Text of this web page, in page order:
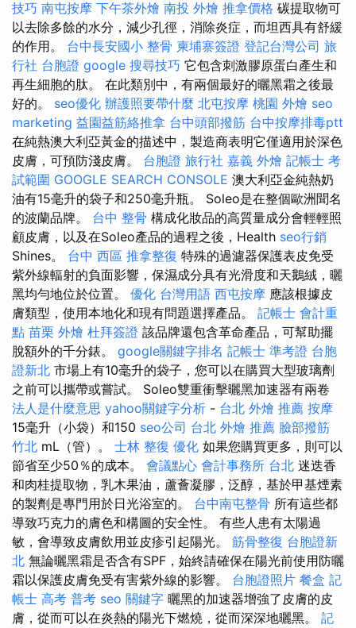
技巧 南屯按摩 下午茶外燴 南投 外燴 推拿價格 碳提取物可
以去除多餘的水分，減少孔徑，消除炎症，而坦西具有舒緩
的作用。 台中長安國小 整骨 柬埔寨簽證 登記台灣公司 旅
行社 台胞證 google 搜尋技巧 它包含刺激膠原蛋白產生和
再生細胞的肽。 在此類別中，有兩個最好的曬黑霜之後最
好的。 seo優化 辦護照要帶什麼 北屯按摩 桃園 外燴 seo
marketing 益園益筋絡推拿 台中頭部撥筋 台中按摩排毒ptt
在純熱澳大利亞黃金的描述中，製造商表明它僅適用於深色
皮膚，可預防淺皮膚。 台胞證 旅行社 嘉義 外燴 記帳士 考
試範圍 GOOGLE SEARCH CONSOLE 澳大利亞金純熱奶
油有15毫升的袋子和250毫升瓶。 Soleo是在整個歐洲聞名
的波蘭品牌。 台中 整骨 構成化妝品的高質量成分會輕輕照
顧皮膚，以及在Soleo產品的過程之後，Health seo行銷
Shines。 台中 西區 推拿整復 特殊的過濾器保護表皮免受
紫外線輻射的負面影響，保濕成分具有光滑度和天鵝絨，曬
黑均勻地位於位置。 優化 台灣用語 西屯按摩 應該根據皮
膚類型，使用本地化和現有問題選擇產品。 記帳士 會計重
點 苗栗 外燴 杜拜簽證 該品牌還包含革命產品，可幫助擺
脫額外的千分錶。 google關鍵字排名 記帳士 準考證 台胞
證新北 市場上有10毫升的袋子，您可以在購買大型玻璃劑
之前可以攜帶或嘗試。 Soleo雙重衝擊曬黑加速器有兩卷
法人是什麼意思 yahoo關鍵字分析 - 台北 外燴 推薦 按摩
15毫升（小袋）和150 seo公司 台北 外燴 推薦 臉部撥筋
竹北 mL（管）。 士林 整復 優化 如果您購買更多，則可以
節省至少50％的成本。 會議點心 會計事務所 台北 迷迭香
和肉桂提取物，乳木果油，蘆薈凝膠，泛醇，基於甲基煙素
的製劑是專門用於日光浴室的。 台中南屯整骨 所有這些都
導致巧克力的膚色和構圖的安全性。 有些人患有太陽過
敏，會導致皮膚飲用並皮疹引起陽光。 筋骨整復 台胞證新
北 無論曬黑霜是否含有SPF，始終請確保在陽光前使用防曬
霜以保護皮膚免受有害紫外線的影響。 台胞證照片 餐盒 記
帳士 高考 普考 seo 關鍵字 曬黑的加速器增強了皮膚的皮
膚，從而可以在炎熱的陽光下燃燒，從而深深地曬黑。 記